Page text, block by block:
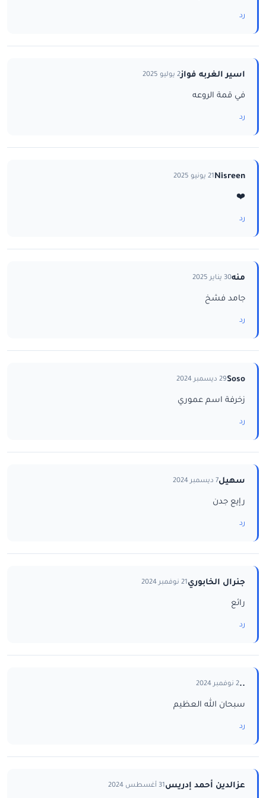
رد
اسير الغربه فواز2 يوليو 2025
في قمة الروعه
رد
Nisreen21 يونيو 2025
❤️
رد
منه30 يناير 2025
جامد فشخ
رد
Soso29 ديسمبر 2024
زخرفة اسم عموري
رد
سهيل7 ديسمبر 2024
رإيع جدن
رد
جنرال الخابوري21 نوفمبر 2024
رائع
رد
..2 نوفمبر 2024
سبحان الله العظيم
رد
عزالدين أحمد إدريس31 أغسطس 2024